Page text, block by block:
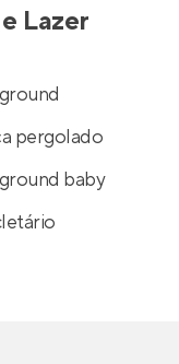
Lazer
pergolado
baby